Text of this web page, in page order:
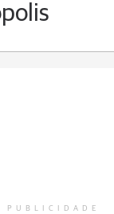
PUBLICIDADE